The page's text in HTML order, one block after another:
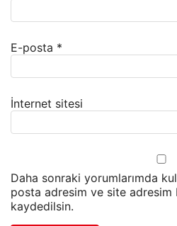
E-posta *
İnternet sitesi
Daha sonraki yorumlarımda
posta adresim ve site adresim
kaydedilsin.